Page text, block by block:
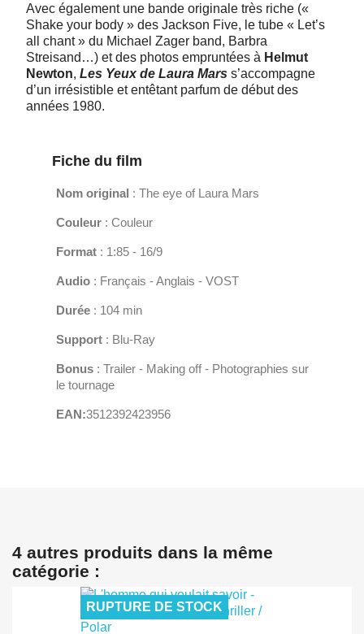
Avec également une bande originale très riche («
Shake your body » des Jackson Five, le tube « Let’s
all chant » du Michael Zager band, Barbra
Streisand…) et des photos empruntées à Helmut
Newton, Les Yeux de Laura Mars s’accompagne
d’un irrésistible et entêtant parfum de début des
années 1980.
Fiche du film
Nom original : The eye of Laura Mars
Couleur : Couleur
Format : 1:85 - 16/9
Audio : Français - Anglais - VOST
Durée : 104 min
Support : Blu-Ray
Bonus : Trailer - Making off - Photographies sur
le tournage
EAN:3512392423956
4 autres produits dans la même
catégorie :
RUPTURE DE STOCK